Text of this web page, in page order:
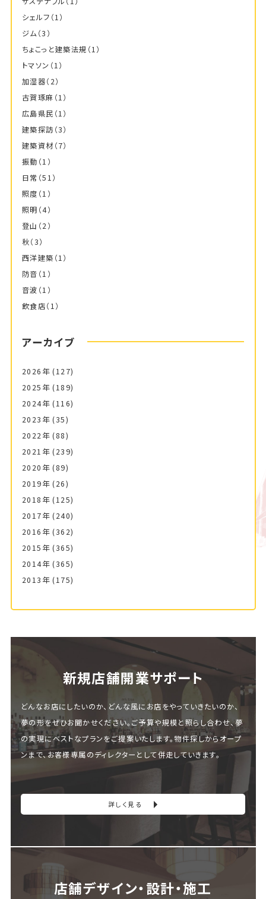
シェルフ （1）
ジム（3）
ちょこっと建築法規 （1）
トマソン （1）
加湿器（2）
古賀琢麻 （1）
広島県民 （1）
建築探訪 （3）
建築資材（7）
振動 （1）
日常 （51）
照度 （1）
照明 （4）
登山 （2）
秋（3）
西洋建築 （1）
防音 （1）
音波 （1）
飲食店（1）
アーカイブ
2026年 (127)
2025年 (189)
2024年 (116)
2023年 (35)
2022年 (88)
2021年 (239)
2020年 (89)
2019年 (26)
2018年 (125)
2017年 (240)
2016年 (362)
2015年 (365)
2014年 (365)
2013年 (175)
新規店舗開業サポート
どんなお店にしたいのか、どんな風にお店をやっていきたいのか、
夢の形をぜひお聞かせください。ご予算や規模と照らし合わせ、夢
の実現にベストなプランをご提案いたします。物件探しからオープ
ンまで、お客様専属のディレクターとして併走していきます。
詳しく見る
店舗デザイン・設計・施⼯